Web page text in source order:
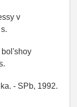
v
bol'shoy
- SPb, 1992.